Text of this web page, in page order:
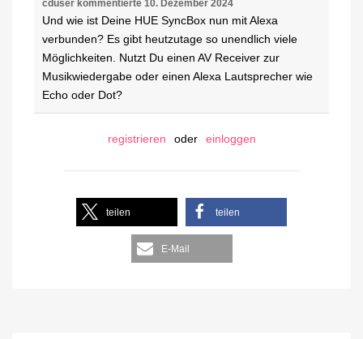
cduser kommentierte 10. Dezember 2024
Und wie ist Deine HUE SyncBox nun mit Alexa
verbunden? Es gibt heutzutage so unendlich viele
Möglichkeiten. Nutzt Du einen AV Receiver zur
Musikwiedergabe oder einen Alexa Lautsprecher wie
Echo oder Dot?
registrieren oder einloggen
teilen teilen
E-Mail